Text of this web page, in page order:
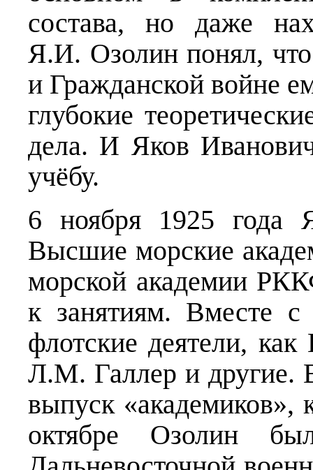
состава, но даже
Я.И. Озолин понял,
и Гражданской войне
глубокие
дела. И Яков
учёбу.
6 ноября 1925 года
Высшие морские
морской академии
к занятиям. Вместе
флотские деятели,
Л.М. Галлер и другие.
выпуск «академиков»,
октябре Озолин